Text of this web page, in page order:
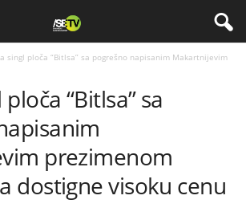
singl ploča “Bitlsa” sa pogrešno napisanim Makartnijevim
“Bitlsa” sa
prezimenom
dostigne visoku cenu